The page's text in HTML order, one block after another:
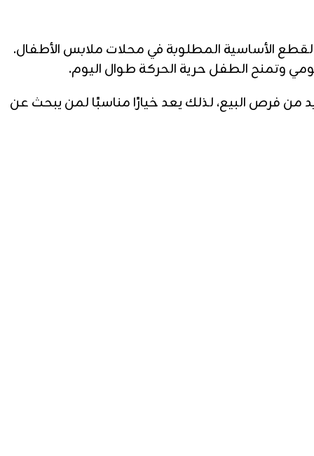
الأساسية المطلوبة في محلات ملابس الأطفال.
وتمنح الطفل حرية الحركة طوال اليوم.
من فرص البيع، لذلك يعد خيارًا مناسبًا لمن يبحث عن